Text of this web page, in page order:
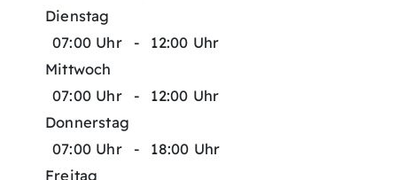
Dienstag
07:00 Uhr
-
12:00 Uhr
Mittwoch
07:00 Uhr
-
12:00 Uhr
Donnerstag
07:00 Uhr
-
18:00 Uhr
Freitag